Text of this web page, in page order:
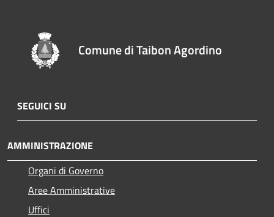
Comune di Taibon Agordino
SEGUICI SU
AMMINISTRAZIONE
Organi di Governo
Aree Amministrative
Uffici